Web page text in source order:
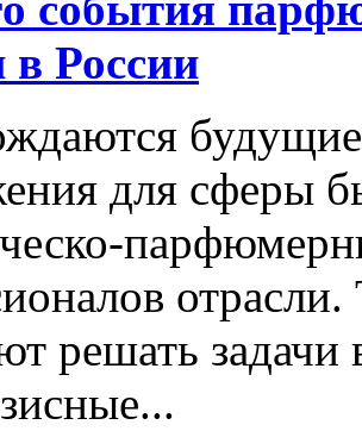
в России
для сферы
решать